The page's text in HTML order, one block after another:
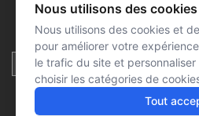
Reste à l’affût des dernières
d’urgence et ne manque
Nous utilisons des cookies
Nous utilisons des cookies et
pour améliorer votre
le trafic du site et
choisir les catégories de
Tout